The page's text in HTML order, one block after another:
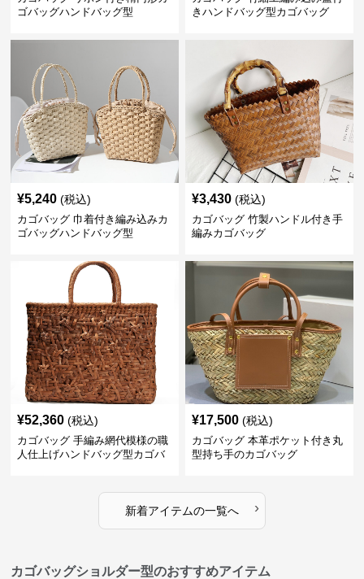
ゴバッグハンドバッグ型
きハンドバッグ型カゴバッグ
¥5,240 (税込)
カゴバッグ 巾着付き編み込みカ
ゴバッグハンドバッグ型
¥3,430 (税込)
カゴバッグ 竹製ハンドル付き手
編みカゴバッグ
¥52,360 (税込)
カゴバッグ 手編み網代模様の職
人仕上げハンドバッグ型カゴバ
¥17,500 (税込)
カゴバッグ 本革ポケット付き丸
型持ち手のカゴバッグ
新着アイテムの一覧へ ›
カゴバッグショルダー型のおすすめアイテム